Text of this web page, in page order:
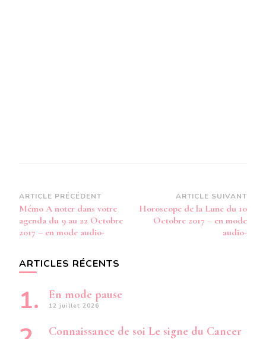
Navigation
d’article
ARTICLE PRÉCÉDENT
Mémo A noter dans votre
agenda du 9 au 22 Octobre
2017 – en mode audio-
ARTICLE SUIVANT
Horoscope de la Lune du 10
Octobre 2017 – en mode
audio-
ARTICLES RÉCENTS
En mode pause
12 juillet 2026
Connaissance de soi Le signe du Cancer